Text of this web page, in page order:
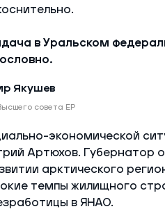
в Уральском
Якушев
совета ЕР
экономической
Артюхов. Губернатор
арктического
темпы жилищного
в ЯНАО.